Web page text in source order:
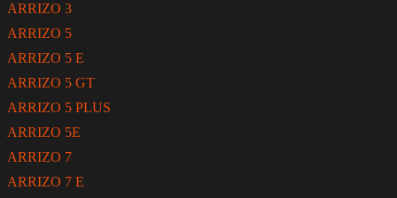
ARRIZO 3
ARRIZO 5
ARRIZO 5 E
ARRIZO 5 GT
ARRIZO 5 PLUS
ARRIZO 5E
ARRIZO 7
ARRIZO 7 E